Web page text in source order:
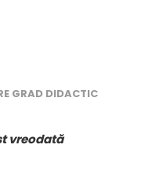
GRAD DIDACTIC
vreodată